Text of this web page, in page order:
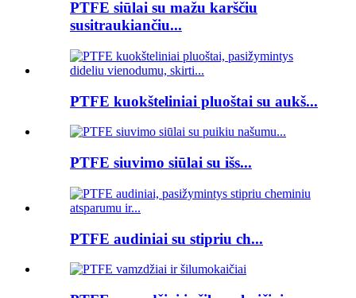
PTFE siūlai su mažu karščiu
susitraukiančiu...
PTFE kuokšteliniai pluoštai su aukš...
PTFE siuvimo siūlai su išs...
PTFE audiniai su stipriu ch...